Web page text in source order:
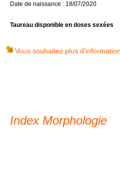
Date de naissance : 18/07/2020
Taureau disponible en doses sexées
Vous souhaitez plus
Index Morphologie